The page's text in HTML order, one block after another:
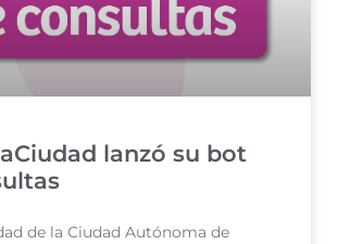
lanzó su bot
de la Ciudad Autónoma de